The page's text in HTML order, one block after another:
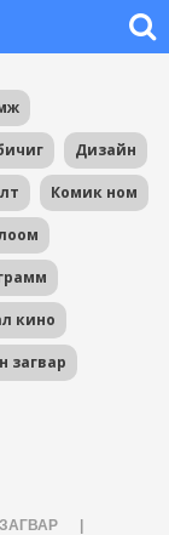
Дизайн
Комик ном
кино
загвар
ЗАГВАР